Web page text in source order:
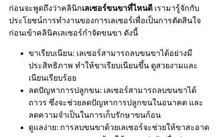
ก่อนจะพูดถึงว่าคลินิกเลเซอร์ขนขาที่ไหนดี เรามารู้จักกับ
ประโยชน์การทำงานของการเลเซอร์เพื่อเป็นการตัดสินใจ
ก่อนเข้าคลินิคเลเซอร์กำจัดขนขา ดังนี้
ขาเรียบเนียน: เลเซอร์สามารถลบขนขาได้อย่างมี
ประสิทธิภาพ ทำให้ขาเรียบเนียนขึ้น ดูสวยงามและ
เนียนเรียบร้อย
ลดปัญหาการปลูกขน: เลเซอร์สามารถลบขนขาได้
ถาวร ซึ่งจะช่วยลดปัญหาการปลูกขนในอนาคต และ
ลดความจำเป็นในการเก็บรักษาขนก้อน
ดูแลง่าย: การลบขนขาด้วยเลเซอร์จะช่วยให้ขาสะอาด